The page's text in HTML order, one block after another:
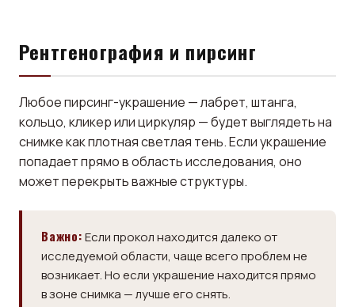
Рентгенография и пирсинг
Любое пирсинг-украшение — лабрет, штанга,
кольцо, кликер или циркуляр — будет выглядеть на
снимке как плотная светлая тень. Если украшение
попадает прямо в область исследования, оно
может перекрыть важные структуры.
Важно:Если прокол находится далеко от
исследуемой области, чаще всего проблем не
возникает. Но если украшение находится прямо
в зоне снимка — лучше его снять.